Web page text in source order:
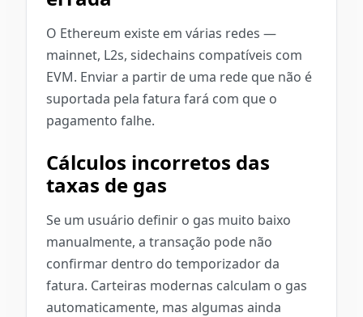
O Ethereum existe em várias redes —
mainnet, L2s, sidechains compatíveis com
EVM. Enviar a partir de uma rede que não é
suportada pela fatura fará com que o
pagamento falhe.
Cálculos incorretos das
taxas de gas
Se um usuário definir o gas muito baixo
manualmente, a transação pode não
confirmar dentro do temporizador da
fatura. Carteiras modernas calculam o gas
automaticamente, mas algumas ainda